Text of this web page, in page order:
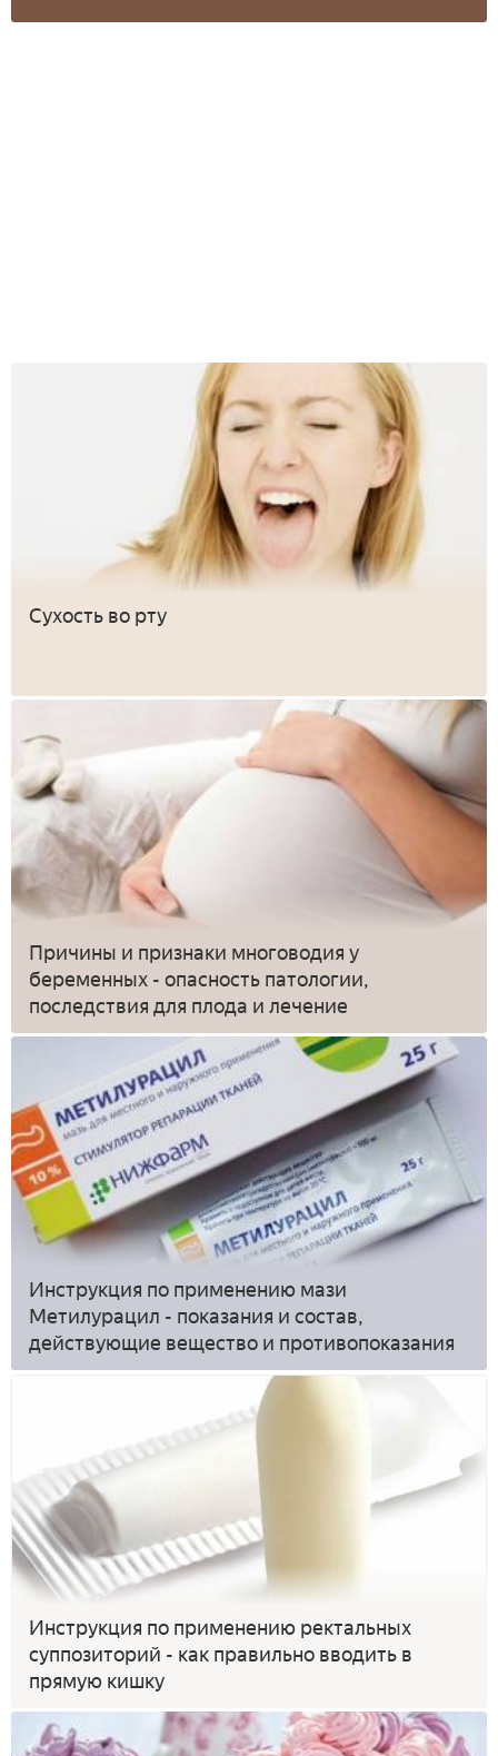
Сухость во рту
Причины и признаки многоводия у
беременных - опасность патологии,
последствия для плода и лечение
Инструкция по применению мази
Метилурацил - показания и состав,
действующие вещество и противопоказания
Инструкция по применению ректальных
суппозиторий - как правильно вводить в
прямую кишку